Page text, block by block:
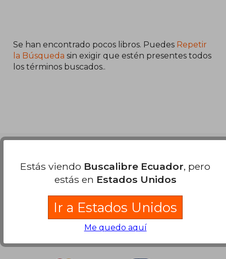
45%
dcto.
$ 31.67
$ 17.42
45%
dcto. $
Se han encontrado pocos libros. Puedes Repetir
la Búsqueda sin exigir que estén presentes todos
los términos buscados..
Estás viendo Buscalibre Ecuador, pero
estás en Estados Unidos
Ir a Estados Unidos
Me quedo aquí